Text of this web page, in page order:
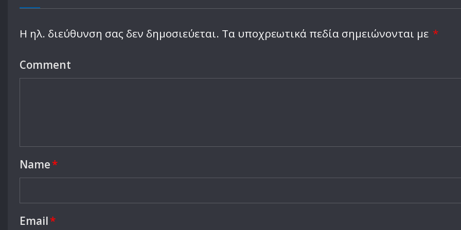
Ειδήσεις
κλιπ με τεχνητή
Leave a Reply
Comment